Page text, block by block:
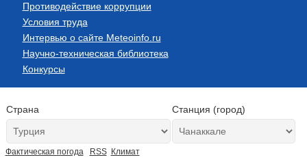
Противодействие коррупции
Условия труда
Интервью о сайте Meteoinfo.ru
Научно-техническая библиотека
Конкурсы
Страна Станция (город)
Фактическая погода RSS Климат